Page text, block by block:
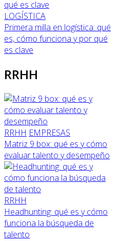
LOGÍSTICA
Primera milla en logística: qué
es, cómo funciona y por qué
es clave
RRHH
RRHH EMPRESAS
Matriz 9 box: qué es y cómo
evaluar talento y desempeño
RRHH
Headhunting: qué es y cómo
funciona la búsqueda de
talento